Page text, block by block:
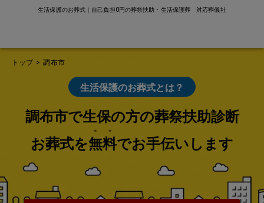
生活保護のお葬式｜自己負担0円の葬祭扶助・生活保護葬 対応葬儀社
トップ > 調布市
生活保護のお葬式とは？
調布市で生保の方の葬祭扶助診断
お葬式を無料でお手伝いします